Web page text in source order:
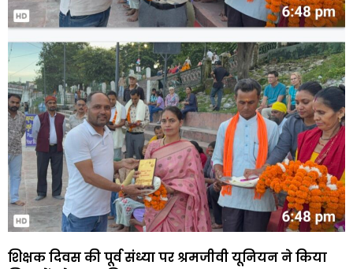
शिक्षक दिवस की पूर्व संध्या पर श्रमजीवी यूनियन ने किया